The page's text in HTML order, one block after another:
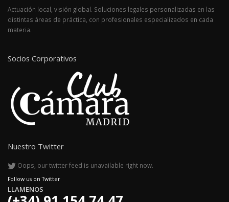
Actuación local, visión global. Soluciones legales personalizadas en las
distintas áreas de práctica, con profesionales especializados en cada
materia.
Socios Corporativos
Nuestro Twitter
Oops, our twitter feed is unavailable right now.
Follow us on Twitter
LLAMENOS